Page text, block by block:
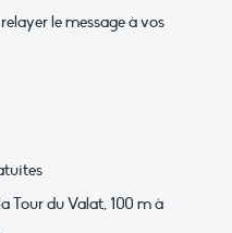
le message à vos
Tour du Valat, 100 m à